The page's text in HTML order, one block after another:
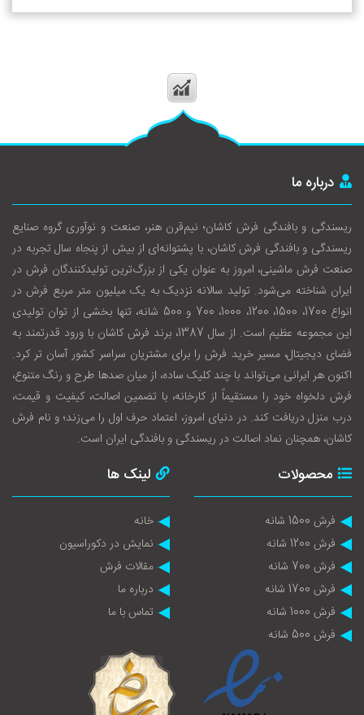
درباره ما
ریسندگی و بافندگی فرش کاشان؛ نیم‌قرن هنر، صنعت و نوآوری گروه صنایع
ریسندگی و بافندگی فرش کاشان، با پشتوانه‌ای از بیش از پنجاه سال تجربه در
صنعت فرش ماشینی، امروز به عنوان یکی از بزرگ‌ترین تولیدکنندگان فرش در
ایران شناخته می‌شود. تولید سالانه نزدیک به یک میلیون متر مربع فرش در
انواع 1700، 1500، 1200، 1000، 700 و 500 شانه، تنها بخشی از توان تولیدی
این مجموعه عظیم است. از سال 1387، برند فرش کاشان با ورود قدرتمند به
فضای دیجیتال، مسیر خرید فرش را برای مشتریان سراسر کشور آسان‌ تر کرد.
اکنون هر ایرانی می‌تواند با چند کلیک ساده، از میان صدها طرح و رنگ متنوع،
فرش دلخواه خود را مستقیماً از کارخانه، با تضمین اصالت، کیفیت و قیمت،
درب منزل دریافت کند. در دنیای امروز، اعتماد حرف اول را می‌زند؛ و نام فرش
کاشان، همچنان نماد اصالت در ریسندگی و بافندگی ایران است.
محصولات
فرش 1500 شانه
فرش 1200 شانه
فرش 700 شانه
فرش 1700 شانه
فرش 1000 شانه
فرش 500 شانه
لینک ها
خانه
نمایش در دکوراسیون
مقالات فرش
درباره ما
تماس با ما